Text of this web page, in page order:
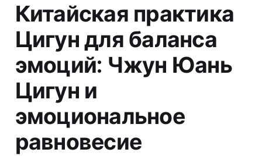
Китайская практика
Цигун для баланса
эмоций: Чжун Юань
Цигун и
эмоциональное
равновесие